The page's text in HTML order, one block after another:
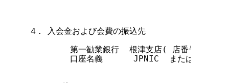
４. 入会金および会費の振込先
第一勧業銀行  根津支店( 店番号：
口座名義      JPNIC  または  ジェー